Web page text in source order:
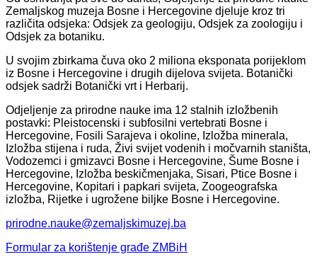
Zemaljskog muzeja Bosne i Hercegovine djeluje kroz tri
različita odsjeka: Odsjek za geologiju, Odsjek za zoologiju i
Odsjek za botaniku.
U svojim zbirkama čuva oko 2 miliona eksponata porijeklom
iz Bosne i Hercegovine i drugih dijelova svijeta. Botanički
odsjek sadrži Botanički vrt i Herbarij.
Odjeljenje za prirodne nauke ima 12 stalnih izložbenih
postavki: Pleistocenski i subfosilni vertebrati Bosne i
Hercegovine, Fosili Sarajeva i okoline, Izložba minerala,
Izložba stijena i ruda, Živi svijet vodenih i močvarnih staništa,
Vodozemci i gmizavci Bosne i Hercegovine, Šume Bosne i
Hercegovine, Izložba beskičmenjaka, Sisari, Ptice Bosne i
Hercegovine, Kopitari i papkari svijeta, Zoogeografska
izložba, Rijetke i ugrožene biljke Bosne i Hercegovine.
prirodne.nauke@zemaljskimuzej.ba
Formular za korištenje građe ZMBiH